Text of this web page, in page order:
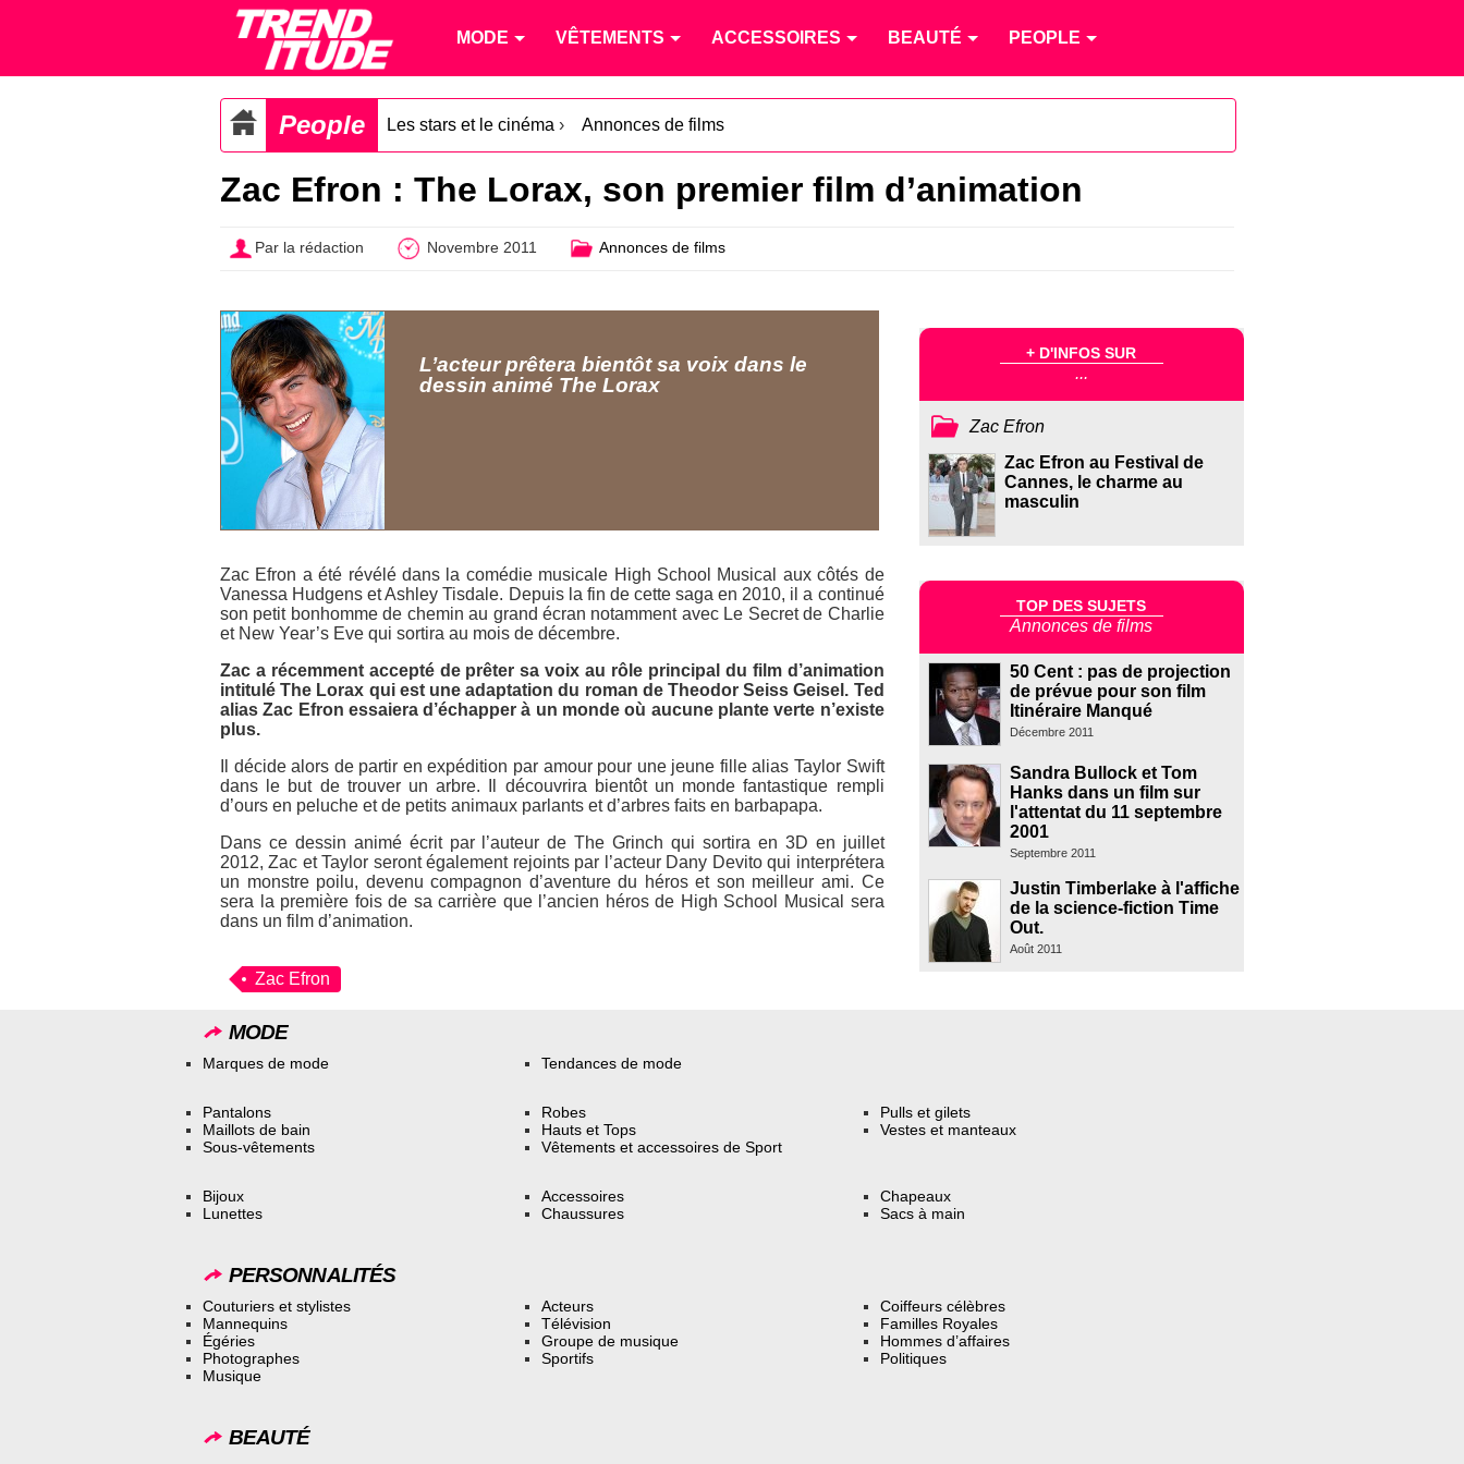
MODE VÊTEMENTS ACCESSOIRES BEAUTÉ PEOPLE
People Les stars et le cinéma › Annonces de films
Zac Efron : The Lorax, son premier film d’animation
Par la rédaction Novembre 2011 Annonces de films
L’acteur prêtera bientôt sa voix dans le
dessin animé The Lorax
Zac Efron a été révélé dans la comédie musicale High School Musical
aux côtés de
Vanessa Hudgens et Ashley Tisdale. Depuis la fin de cette saga en 2010, il a continué
son petit bonhomme de chemin au grand écran notamment avec Le Secret de Charlie
et New Year’s Eve qui sortira au mois de décembre.
Zac a récemment accepté de prêter sa voix au rôle principal du film d’animation
intituléThe Lorax qui est une adaptation du roman de Theodor Seiss Geisel. Ted
alias Zac Efron essaiera d’échapper à un monde où aucune plante verte n’existe
plus.
Il décide alors de partir en expédition par amour pour une jeune fille alias Taylor Swift
dans le but de trouver un arbre. Il découvrira bientôt un monde fantastique rempli
d’ours en peluche et de petits animaux parlants et d’arbres faits en barbapapa.
Dans ce dessin animé écrit par l’auteur deThe Grinch qui sortira en 3D en juillet
2012, Zac et Taylor seront également rejoints par l’acteur Dany Devito qui interprétera
un monstre poilu, devenu compagnon d’aventure du héros et son meilleur ami. Ce
sera la première fois de sa carrière que l’ancien héros de High School Musical
sera
dans un film d’animation.
Zac Efron
+ D'INFOS SUR
...
Zac Efron
Zac Efron au Festival de
Cannes, le charme au
masculin
TOP DES SUJETS
Annonces de films
50 Cent : pas de projection
de prévue pour son film
Itinéraire Manqué
Décembre 2011
Sandra Bullock et Tom
Hanks dans un film sur
l'attentat du 11 septembre
2001
Septembre 2011
Justin Timberlake à l'affiche
de la science-fiction Time
Out.
Août 2011
MODE
Marques de mode Tendances de mode
Pantalons
Maillots de bain
Sous-vêtements
Robes
Hauts et Tops
Vêtements et accessoires de Sport
Pulls et gilets
Vestes et manteaux
Bijoux
Lunettes
Accessoires
Chaussures
Chapeaux
Sacs à main
PERSONNALITÉS
Couturiers et stylistes
Mannequins
Égéries
Photographes
Musique
Acteurs
Télévision
Groupe de musique
Sportifs
Coiffeurs célèbres
Familles Royales
Hommes d’affaires
Politiques
BEAUTÉ